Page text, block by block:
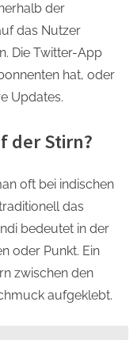
der
das Nutzer
Die Twitter-App
hat, oder
Updates.
der Stirn?
oft bei indischen
das
bedeutet in der
oder Punkt. Ein
zwischen den
aufgeklebt.